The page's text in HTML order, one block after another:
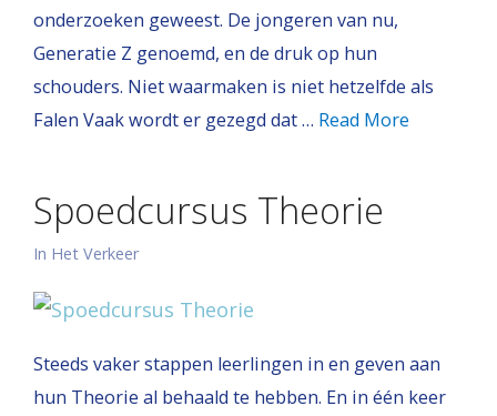
onderzoeken geweest. De jongeren van nu,
Generatie Z genoemd, en de druk op hun
schouders. Niet waarmaken is niet hetzelfde als
Falen Vaak wordt er gezegd dat … Read More
Spoedcursus Theorie
In Het Verkeer
Steeds vaker stappen leerlingen in en geven aan
hun Theorie al behaald te hebben. En in één keer